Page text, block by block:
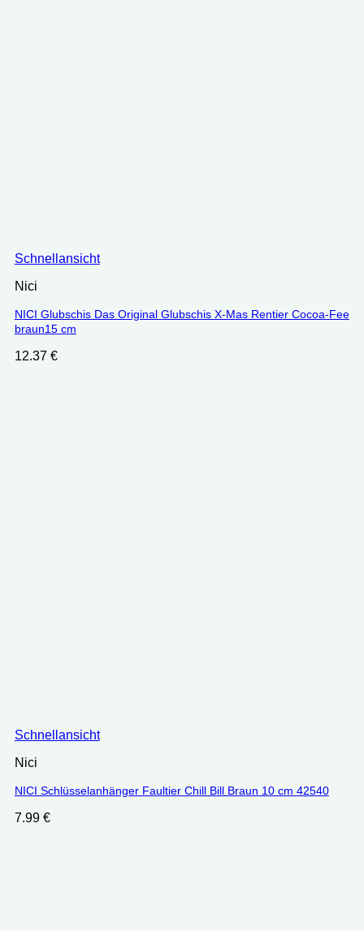
Schnellansicht
Nici
NICI Glubschis Das Original Glubschis X-Mas Rentier Cocoa-Fee
braun15 cm
12.37 €
Schnellansicht
Nici
NICI Schlüsselanhänger Faultier Chill Bill Braun 10 cm 42540
7.99 €